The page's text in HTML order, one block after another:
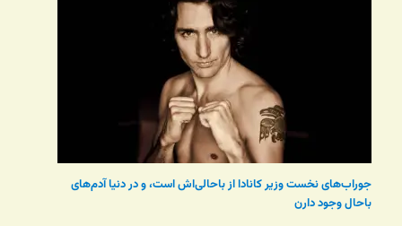
جوراب‌های نخست وزیر کانادا از باحالی‌اش است، و در دنیا آدم‌های
باحال وجود دارن